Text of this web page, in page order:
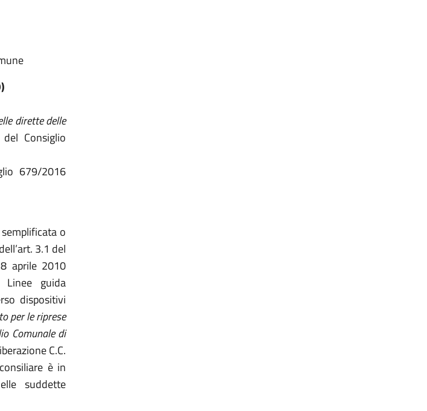
dirette delle
Consiglio
679/2016
o
3.1 del
aprile 2010
Linee guida
dispositivi
per le riprese
Comunale di
C.C.
è in
suddette